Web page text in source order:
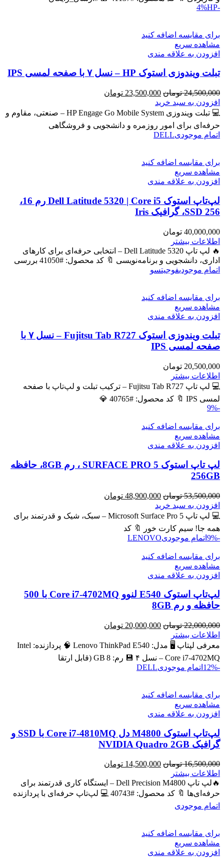
-4%
HP
برای مقایسه اضافه کنید
مشاهده سریع
افزودن به علاقه مندی
تبلت ویندوزی استوک HP – نسل ۷ با صفحه لمسی IPS
24,500,000 تومان قیمت
اصلی
24,500,000 تومان
23,500,000 تومان
23,500,000 تومان
افزودن به سبد خرید
💻 تبلت ویندوزی HP Engage Go Mobile System – صنعتی، مقاوم و
حرفه‌ای برای امور روزمره و دانشجویی و فروشگاهی
اتمام موجودیDELL
برای مقایسه اضافه کنید
مشاهده سریع
افزودن به علاقه مندی
لپ‌تاپ استوک Dell Latitude 5320 | Core i5 رم 16،
SSD 256، گرافیک Iris
40,000,000 تومان
اطلاعات بیشتر
🔥 لپ تاپ Dell Latitude 5320 – انتخابی حرفه‌ای برای کارهای
اداری، دانشجویی و برنامه‌نویسی 🔖 کد محصول: #41050 بررسی
اتمام موجودیفوجیتسو
برای مقایسه اضافه کنید
مشاهده سریع
افزودن به علاقه مندی
تبلت ویندوزی استوک Fujitsu Tab R727 – نسل ۷ با
صفحه لمسی IPS
20,500,000 تومان
اطلاعات بیشتر
💻 لپ تاپ Fujitsu Tab R727 – ترکیب تبلت و لپ‌تاپ با صفحه
لمسی IPS 🔖 کد محصول: #40765 💎
-9%
برای مقایسه اضافه کنید
مشاهده سریع
افزودن به علاقه مندی
لپ تاپ استوک SURFACE PRO 5 ، رم 8GB، حافظه
256GB
53,500,000 تومان قیمت
اصلی
53,500,000 تومان
48,900,000 تومان
48,900,000 تومان
افزودن به سبد خرید
💻 لپ تاپ Microsoft Surface Pro 5 – سبک، شیک و قدرتمند برای
همه جا! سیم کارت خور 🔖 کد
-9%
اتمام موجودیLENOVO
برای مقایسه اضافه کنید
مشاهده سریع
افزودن به علاقه مندی
لپ‌تاپ استوک E540 لنوو Core i7-4702MQ با 500
حافظه و رم 8GB
22,000,000 تومان قیمت
22,000,000 تومان
20,000,000 تومان
20,000,000 تومان
است.
اطلاعات بیشتر
معرفی لپتاپ 🖥️ مدل: Lenovo ThinkPad E540 🧠 پردازنده: Intel
Core i7‑4702MQ – نسل ۴ 💾 رم: 8 GB (قابل ارتقا
-12%
اتمام موجودیDELL
برای مقایسه اضافه کنید
مشاهده سریع
افزودن به علاقه مندی
لپ‌تاپ استوک M4800 دل Core i7-4810MQ با SSD و
گرافیک NVIDIA Quadro 2GB
16,500,000 تومان قیمت
16,500,000 تومان
بود.
14,500,000 تومان
14,500,000 تومان
است.
اطلاعات بیشتر
🔥لپ تاپ Dell Precision M4800 – ایستگاه کاری قدرتمند برای
حرفه‌ای‌ها 🔖 کد محصول: #40743 💻 لپ‌تاپ حرفه‌ای با پردازنده
اتمام موجودی
برای مقایسه اضافه کنید
مشاهده سریع
افزودن به علاقه مندی